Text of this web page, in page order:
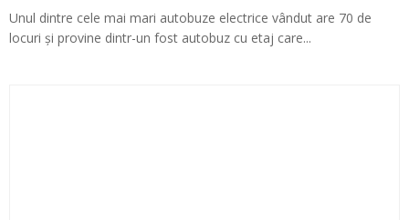
Unul dintre cele mai mari autobuze electrice vândut are 70 de
locuri și provine dintr-un fost autobuz cu etaj care...